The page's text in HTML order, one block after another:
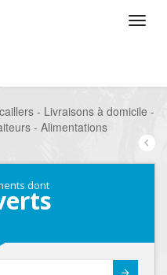
- Livraisons à domicile -
- Alimentations
dont